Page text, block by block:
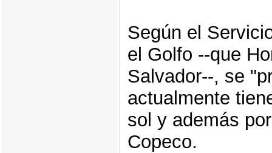
Según el
el Golfo --que
Salvador--, se
actualmente
sol y además
Copeco.